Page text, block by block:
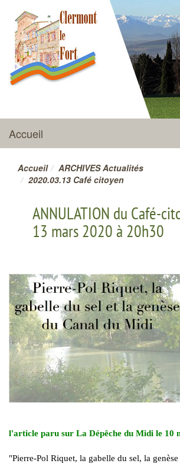
CLERMONT-LE-FORT
Accueil
Accueil
ARCHIVES Actualités
2020.03.13 Café citoyen
ANNULATION du Café-
13 mars 2020 à 20h30
l'article paru sur La Dépêche du Midi le 10
"Pierre-Pol Riquet, la gabelle du sel, la